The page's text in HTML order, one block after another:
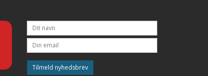
Tilmeld nyhedsbrev